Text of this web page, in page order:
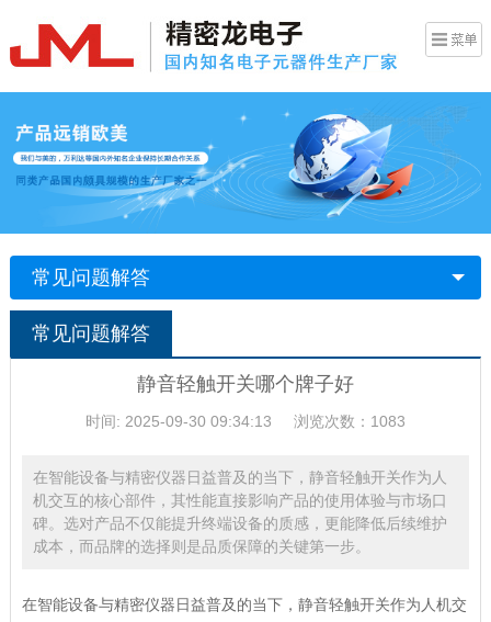
常见问题解答
常见问题解答
静音轻触开关哪个牌子好
时间: 2025-09-30 09:34:13 浏览次数：1083
在智能设备与精密仪器日益普及的当下，静音轻触开关作为人
机交互的核心部件，其性能直接影响产品的使用体验与市场口
碑。选对产品不仅能提升终端设备的质感，更能降低后续维护
成本，而品牌的选择则是品质保障的关键第一步。
在智能设备与精密仪器日益普及的当下，静音轻触开关作为人机交